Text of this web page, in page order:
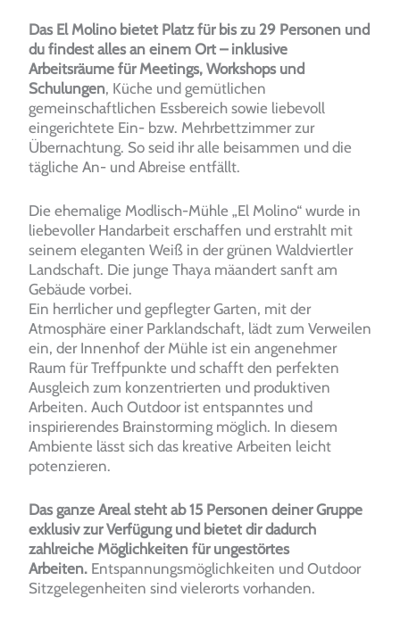
Das El Molino bietet Platz für bis zu 29 Personen und
du findest alles an einem Ort – inklusive
Arbeitsräume für Meetings, Workshops und
Schulungen, Küche und gemütlichen
gemeinschaftlichen Essbereich sowie liebevoll
eingerichtete Ein- bzw. Mehrbettzimmer zur
Übernachtung. So seid ihr alle beisammen und die
tägliche An- und Abreise entfällt.
Die ehemalige Modlisch-Mühle „El Molino“ wurde in
liebevoller Handarbeit erschaffen und erstrahlt mit
seinem eleganten Weiß in der grünen Waldviertler
Landschaft. Die junge Thaya mäandert sanft am
Gebäude vorbei.
Ein herrlicher und gepflegter Garten, mit der
Atmosphäre einer Parklandschaft, lädt zum Verweilen
ein, der Innenhof der Mühle ist ein angenehmer
Raum für Treffpunkte und schafft den perfekten
Ausgleich zum konzentrierten und produktiven
Arbeiten. Auch Outdoor ist entspanntes und
inspirierendes Brainstorming möglich. In diesem
Ambiente lässt sich das kreative Arbeiten leicht
potenzieren.
Das ganze Areal steht ab 15 Personen deiner Gruppe
exklusiv zur Verfügung und bietet dir dadurch
zahlreiche Möglichkeiten für ungestörtes
Arbeiten. Entspannungsmöglichkeiten und Outdoor
Sitzgelegenheiten sind vielerorts vorhanden.